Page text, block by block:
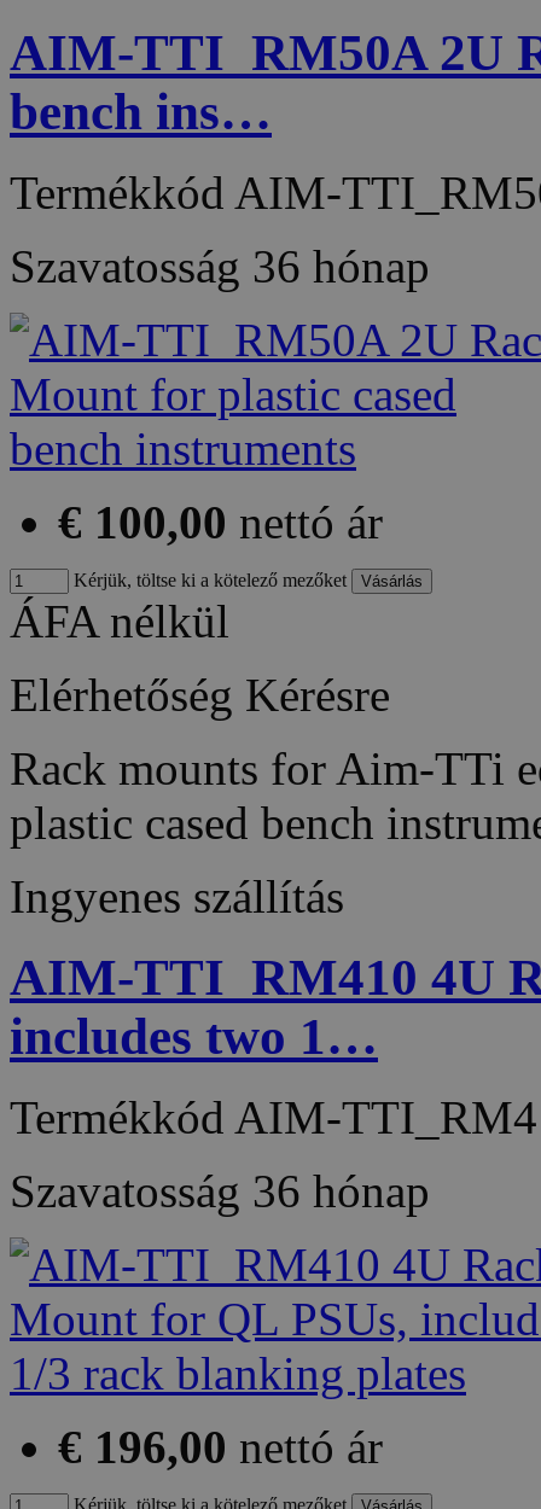
AIM-TTI_RM50A 2U
bench ins…
Termékkód AIM-
Szavatosság 36 hónap
€ 100,00 nettó ár
Kérjük, töltse ki a kötelező mezőket
ÁFA nélkül
Elérhetőség Kérésre
Rack mounts for Aim-TTi
plastic cased bench
Ingyenes szállítás
AIM-TTI_RM410 4U
includes two 1…
Termékkód AIM-
Szavatosság 36 hónap
€ 196,00 nettó ár
Kérjük, töltse ki a kötelező mezőket